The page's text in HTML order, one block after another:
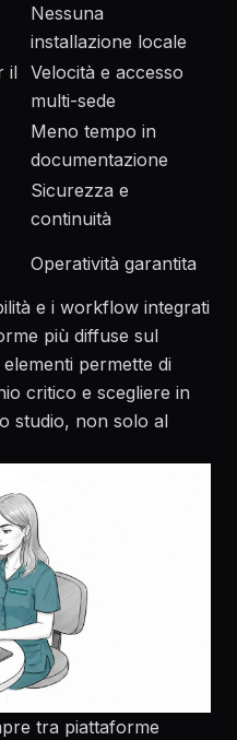
Nessuna
installazione locale
il Velocità e accesso
multi-sede
Meno tempo in
documentazione
Sicurezza e
continuità
Operatività garantita
e i workflow integrati
più diffuse sul
permette di
critico e scegliere in
studio, non solo al
tra piattaforme